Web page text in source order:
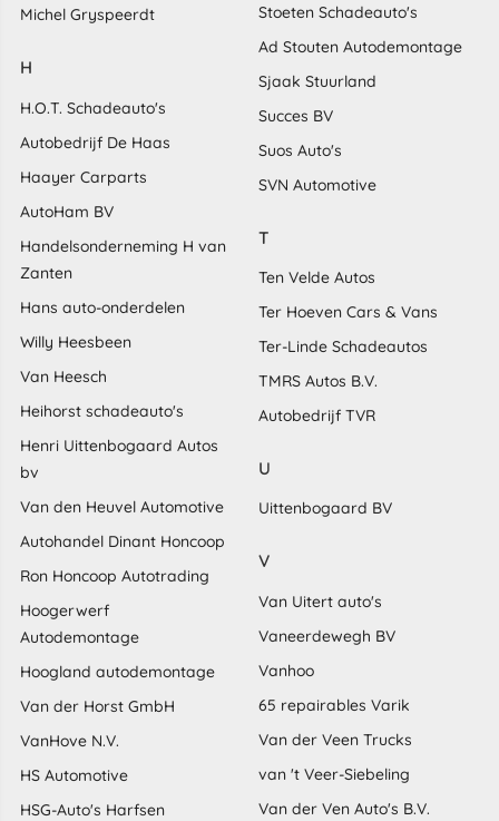
Michel Gryspeerdt
H
H.O.T. Schadeauto's
Autobedrijf De Haas
Haayer Carparts
AutoHam BV
Handelsonderneming H van
Zanten
Hans auto-onderdelen
Willy Heesbeen
Van Heesch
Heihorst schadeauto's
Henri Uittenbogaard Autos
bv
Van den Heuvel Automotive
Autohandel Dinant Honcoop
Ron Honcoop Autotrading
Hoogerwerf
Autodemontage
Hoogland autodemontage
Van der Horst GmbH
VanHove N.V.
HS Automotive
HSG-Auto's Harfsen
Stoeten Schadeauto's
Ad Stouten Autodemontage
Sjaak Stuurland
Succes BV
Suos Auto's
SVN Automotive
T
Ten Velde Autos
Ter Hoeven Cars & Vans
Ter-Linde Schadeautos
TMRS Autos B.V.
Autobedrijf TVR
U
Uittenbogaard BV
V
Van Uitert auto's
Vaneerdewegh BV
Vanhoo
65 repairables Varik
Van der Veen Trucks
van 't Veer-Siebeling
Van der Ven Auto's B.V.